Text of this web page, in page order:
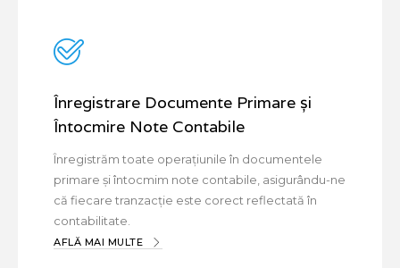
Înregistrare Documente Primare și
Întocmire Note Contabile
Înregistrăm toate operațiunile în documentele
primare și întocmim note contabile, asigurându-ne
că fiecare tranzacție este corect reflectată în
contabilitate.
AFLĂ MAI MULTE